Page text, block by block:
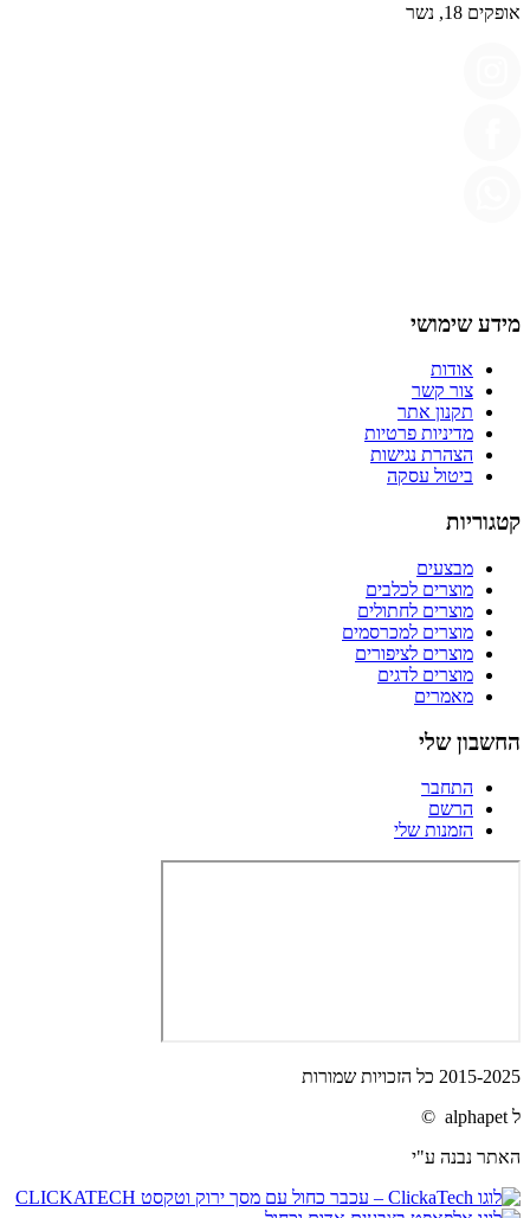
אופקים 18, נשר
מידע שימושי
אודות
צור קשר
תקנון אתר
מדיניות פרטיות
הצהרת נגישות
ביטול עסקה
קטגוריות
מבצעים
מוצרים לכלבים
מוצרים לחתולים
מוצרים למכרסמים
מוצרים לציפורים
מוצרים לדגים
מאמרים
החשבון שלי
התחבר
הרשם
הזמנות שלי
2015-2025 כל הזכויות שמורות
ל alphapet ©
האתר נבנה ע"י